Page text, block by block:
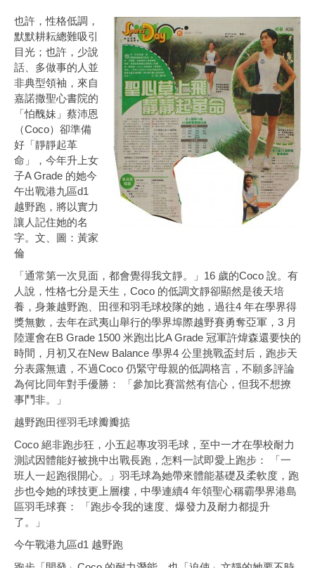
也許，性格低調，
默默耕耘總難吸引
目光；也許，少說
話、多做事的人並
非典型領袖，來自
嘉諾撒聖心書院的
「怕醜妹」蔡沛恩
（Coco）卻準備
好「靜靜起革
命」，今年升上女
子A Grade 的她今
午出戰港九區d1
越野跑，將以實力
讓人記住她的名
字。文、圖：黃家
倫
「通常第一次見面，都會覺得我文靜。」16 歲的Coco 說。有
人說，性格七分是天生，Coco 的低調文靜卻顯然是後天培
養，身兼越野跑、田徑和羽毛球校隊的她，過往4 年在學界得
獎無數，去年在武夷山舉行的學界埠際越野賽勇奪亞軍，3 月
陸運會在B Grade 1500 米跑出比A Grade 冠軍許煒森還要快的
時間，月初又在New Balance 學界4 公里挑戰盃封后，跑步天
分表露無遺，不過Coco 仍緊守母親的低調格言，不願多評論
為何比同年對手優勝： 「參加比賽當然有信心，但我不想撩
事鬥非。」
越野跑田徑羽毛球瓣瓣掂
Coco 絕非跑步狂，小五起專攻羽毛球，至中一才在學校耐力
測試因體能好被挑中出戰長跑，怎料一試即愛上跑步： 「一
班人一起跑很開心。」羽毛球為她帶來體能基礎及柔軟度，跑
步也令她的球技更上層樓，中學連續4 年領聖心稱霸學界港島
區羽毛球賽： 「跑步令我的速度、爆發力及耐力都提升
了。」
今午戰港九區d1 越野跑